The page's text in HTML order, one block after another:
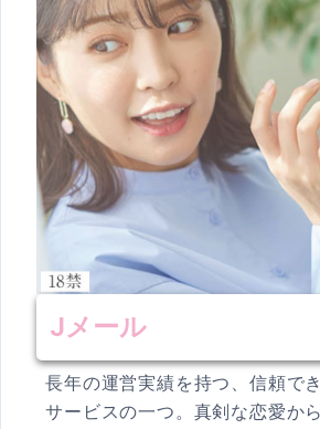
Jメール
長年の運営実績を持つ、信頼で
サービスの一つ。真剣な恋愛か